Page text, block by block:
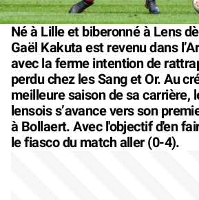
Né à Lille et biberonné à Lens
Gaël Kakuta est revenu dans
avec la ferme intention de
perdu chez les Sang et Or. Au
meilleure saison de sa carrière,
lensois s’avance vers son
à Bollaert. Avec l'objectif d'en
le fiasco du match aller (0-4).